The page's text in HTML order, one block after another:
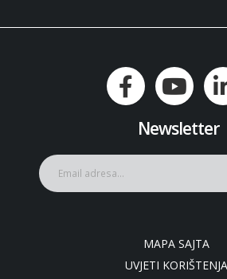
Newsletter
MAPA SAJTA
UVJETI KORIŠTENJA